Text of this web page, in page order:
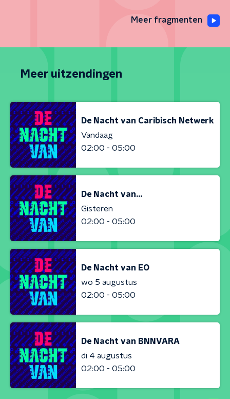
Meer fragmenten
Meer uitzendingen
De Nacht van Caribisch Netwerk
Vandaag
02:00 - 05:00
De Nacht van...
Gisteren
02:00 - 05:00
De Nacht van EO
wo 5 augustus
02:00 - 05:00
De Nacht van BNNVARA
di 4 augustus
02:00 - 05:00